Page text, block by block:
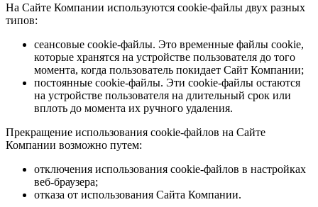
На Сайте Компании используются cookie-файлы двух разных
типов:
сеансовые cookie-файлы. Это временные файлы cookie,
которые хранятся на устройстве пользователя до того
момента, когда пользователь покидает Сайт Компании;
постоянные cookie-файлы. Эти cookie-файлы остаются
на устройстве пользователя на длительный срок или
вплоть до момента их ручного удаления.
Прекращение использования cookie-файлов на Сайте
Компании возможно путем:
отключения использования cookie-файлов в настройках
веб-браузера;
отказа от использования Сайта Компании.